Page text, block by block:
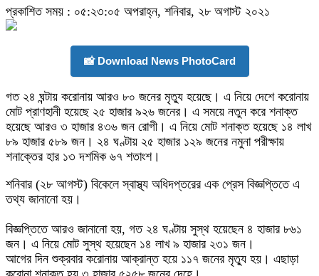
প্রকাশিত সময় : ০৫:২৩:০৫ অপরাহ্ন, শনিবার, ২৮ অগাস্ট ২০২১
📸 Download News PhotoCard
গত ২৪ ঘন্টায় করোনায় আরও ৮০ জনের মৃত্যু হয়েছে। এ নিয়ে দেশে করোনায়
মোট প্রাণহানী হয়েছে ২৫ হাজার ৯২৬ জনের। এ সময়ে নতুন করে শনাক্ত
হয়েছে আরও ৩ হাজার ৪৩৬ জন রোগী। এ নিয়ে মোট শনাক্ত হয়েছে ১৪ লাখ
৮৯ হাজার ৫৮৯ জন। ২৪ ঘণ্টায় ২৫ হাজার ১২৯ জনের নমুনা পরীক্ষায়
শনাক্তের হার ১৩ দশমিক ৬৭ শতাংশ।
শনিবার (২৮ আগস্ট) বিকেলে স্বাস্থ্য অধিদপ্তরের এক প্রেস বিজ্ঞপ্তিতে এ
তথ্য জানানো হয়।
বিজ্ঞপ্তিতে আরও জানানো হয়, গত ২৪ ঘণ্টায় সুস্থ হয়েছেন ৪ হাজার ৮৬১
জন। এ নিয়ে মোট সুস্থ হয়েছেন ১৪ লাখ ৯ হাজার ২৩১ জন।
আগের দিন শুক্রবার করোনায় আক্রান্ত হয়ে ১১৭ জনের মৃত্যু হয়। এছাড়া